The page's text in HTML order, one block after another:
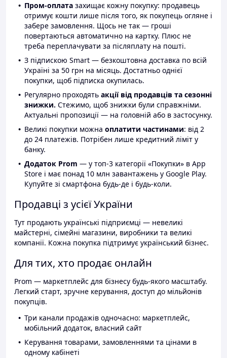
Пром-оплата захищає кожну покупку: продавець
отримує кошти лише після того, як покупець огляне і
забере замовлення. Щось не так — гроші
повертаються автоматично на картку. Плюс не
треба переплачувати за післяплату на пошті.
З підпискою Smart — безкоштовна доставка по всій
Україні за 50 грн на місяць. Достатньо однієї
покупки, щоб підписка окупилась.
Регулярно проходять акції від продавців та сезонні
знижки. Стежимо, щоб знижки були справжніми.
Актуальні пропозиції — на головній або в застосунку.
Великі покупки можна оплатити частинами: від 2
до 24 платежів. Потрібен лише кредитний ліміт у
банку.
Додаток Prom — у топ-3 категорії «Покупки» в App
Store і має понад 10 млн завантажень у Google Play.
Купуйте зі смартфона будь-де і будь-коли.
Продавці з усієї України
Тут продають українські підприємці — невеликі
майстерні, сімейні магазини, виробники та великі
компанії. Кожна покупка підтримує український бізнес.
Для тих, хто продає онлайн
Prom — маркетплейс для бізнесу будь-якого масштабу.
Легкий старт, зручне керування, доступ до мільйонів
покупців.
Три канали продажів одночасно: маркетплейс,
мобільний додаток, власний сайт
Керування товарами, замовленнями та цінами в
одному кабінеті